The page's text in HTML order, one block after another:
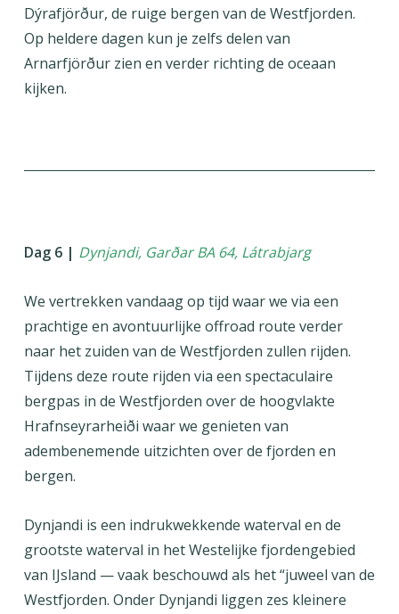
Dýrafjörður, de ruige bergen van de Westfjorden.
Op heldere dagen kun je zelfs delen van
Arnarfjörður zien en verder richting de oceaan
kijken.
Dag 6 | Dynjandi, Garðar BA 64, Látrabjarg
We vertrekken vandaag op tijd waar we via een
prachtige en avontuurlijke offroad route verder
naar het zuiden van de Westfjorden zullen rijden.
Tijdens deze route rijden via een spectaculaire
bergpas in de Westfjorden over de hoogvlakte
Hrafnseyrarheiði waar we genieten van
adembenemende uitzichten over de fjorden en
bergen.
Dynjandi is een indrukwekkende waterval en de
grootste waterval in het Westelijke fjordengebied
van IJsland — vaak beschouwd als het “juweel van de
Westfjorden. Onder Dynjandi liggen zes kleinere